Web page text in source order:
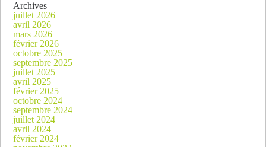
Archives
juillet 2026
avril 2026
mars 2026
février 2026
octobre 2025
septembre 2025
juillet 2025
avril 2025
février 2025
octobre 2024
septembre 2024
juillet 2024
avril 2024
février 2024